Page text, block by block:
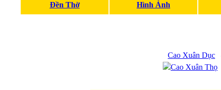
Đền Thờ Hình Ảnh
Cao Xuân Dục
Cao Xuân Thọ